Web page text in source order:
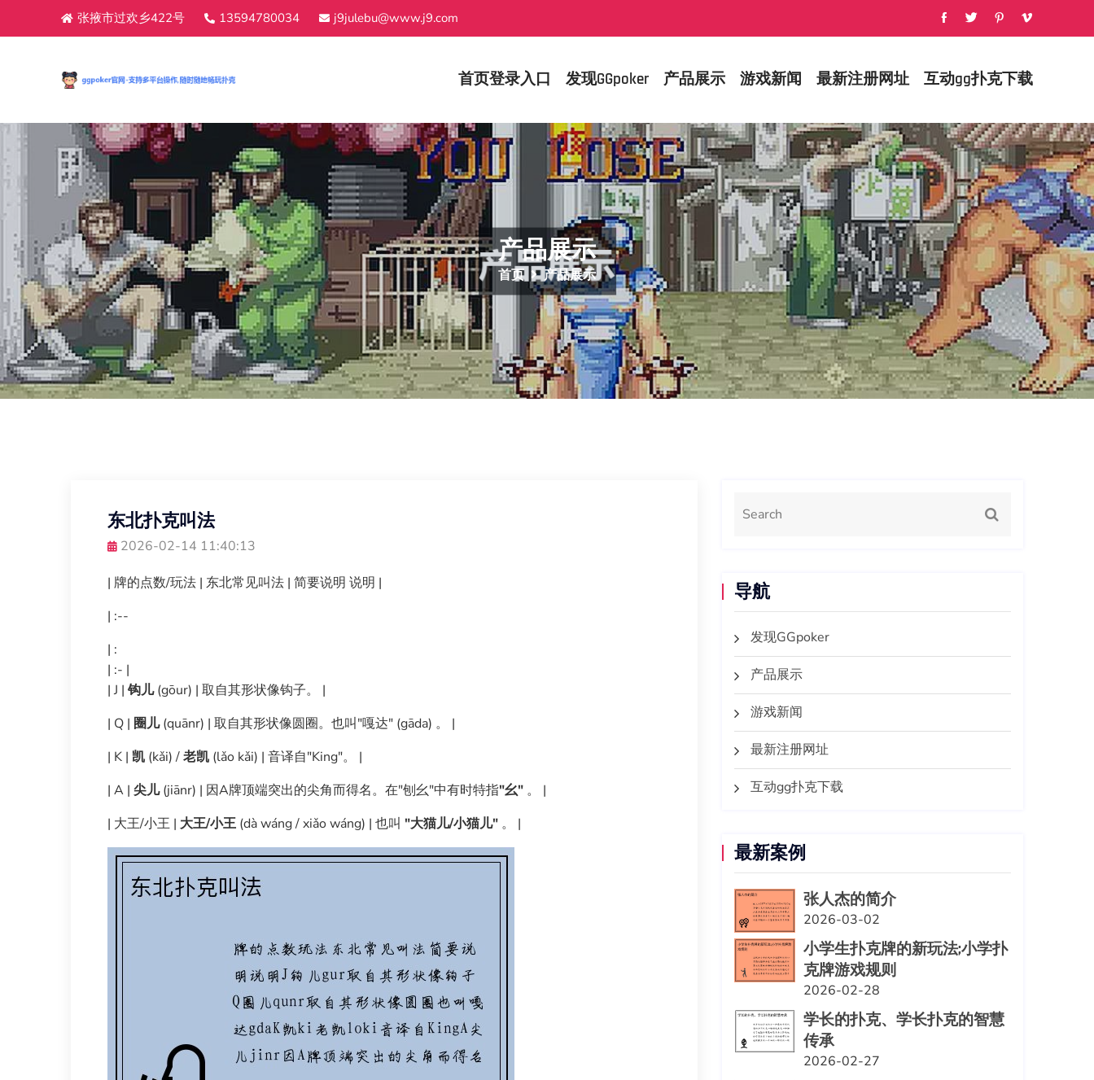
张掖市过欢乡422号 13594780034 j9julebu@www.j9.com
首页登录入口 发现GGpoker 产品展示 游戏新闻 最新注册网址 互动gg扑克下载
产品展示
首页 产品展示
东北扑克叫法
2026-02-14 11:40:13
| 牌的点数/玩法 | 东北常见叫法 | 简要说明 说明 |
| :--
| :
| :- |
| J | 钩儿(gōur) | 取自其形状像钩子。 |
| Q | 圈儿(quānr) | 取自其形状像圆圈。也叫"嘎达" (gāda) 。 |
| K | 凯 (kǎi) /老凯 (lǎo kǎi) | 音译自"King"。 |
| A | 尖儿(jiānr) | 因A牌顶端突出的尖角而得名。在"刨幺"中有时特指"幺" 。 |
| 大王/小王 | 大王/小王 (dà wáng / xiǎo wáng) | 也叫 "大猫儿/小猫儿" 。 |
导航
发现GGpoker
产品展示
游戏新闻
最新注册网址
互动gg扑克下载
最新案例
张人杰的简介
2026-03-02
小学生扑克牌的新玩法;小学扑
克牌游戏规则
2026-02-28
学长的扑克、学长扑克的智慧
传承
2026-02-27